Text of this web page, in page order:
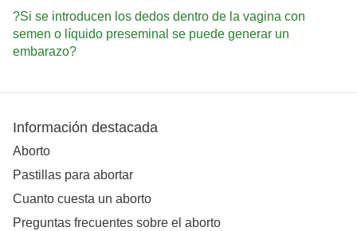
?Si se introducen los dedos dentro de la vagina con
semen o líquido preseminal se puede generar un
embarazo?
Información destacada
Aborto
Pastillas para abortar
Cuanto cuesta un aborto
Preguntas frecuentes sobre el aborto